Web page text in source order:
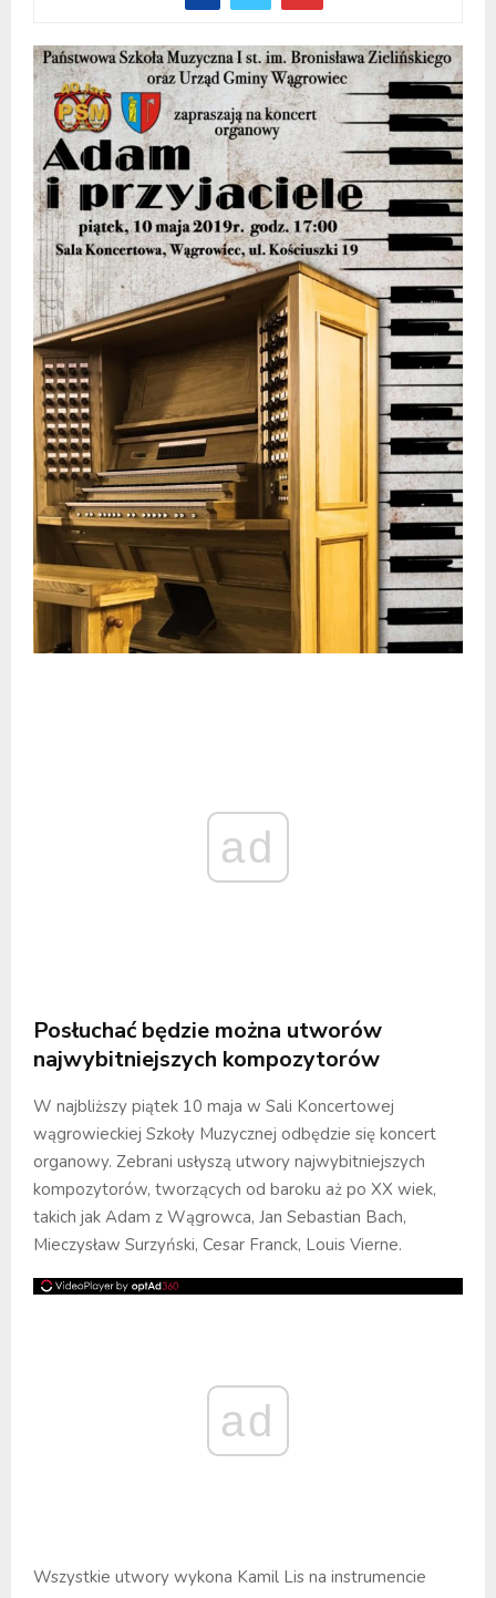
ad
Posłuchać będzie można utworów
najwybitniejszych kompozytorów
W najbliższy piątek 10 maja w Sali Koncertowej
wągrowieckiej Szkoły Muzycznej odbędzie się koncert
organowy. Zebrani usłyszą utwory najwybitniejszych
kompozytorów, tworzących od baroku aż po XX wiek,
takich jak Adam z Wągrowca, Jan Sebastian Bach,
Mieczysław Surzyński, Cesar Franck, Louis Vierne.
ad
Wszystkie utwory wykona Kamil Lis na instrumencie